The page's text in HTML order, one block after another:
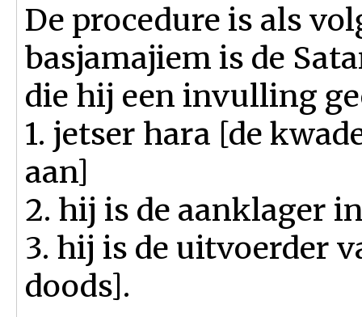
De procedure is als
basjamajiem is de
die hij een invulling
1. jetser hara [de
aan]
2. hij is de aanklager
3. hij is de uitvoerder
doods].